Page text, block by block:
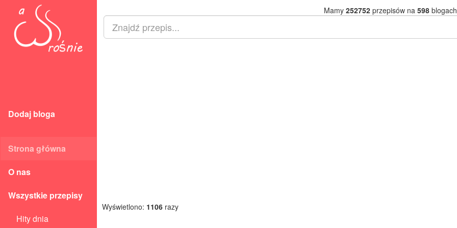
Dodaj bloga
Strona główna
O nas
Wszystkie przepisy
Hity dnia
Mamy 252752przepisów na 598
Wyświetlono: 1106 razy